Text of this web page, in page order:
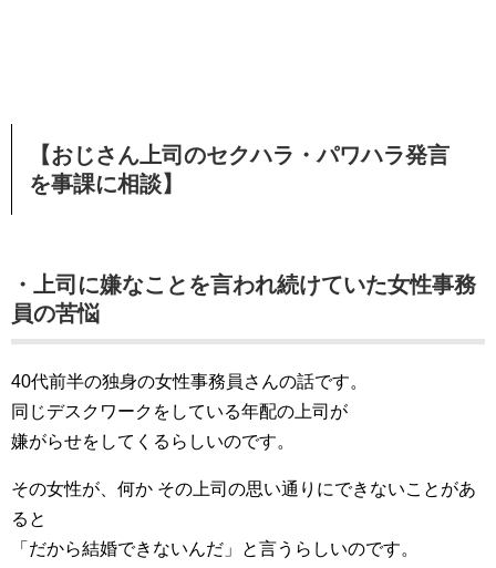
【おじさん上司のセクハラ・パワハラ発言
を事課に相談】
・上司に嫌なことを言われ続けていた女性事務
員の苦悩
40代前半の独身の女性事務員さんの話です。
同じデスクワークをしている年配の上司が
嫌がらせをしてくるらしいのです。
その女性が、何か その上司の思い通りにできないことがあ
ると
「だから結婚できないんだ」と言うらしいのです。